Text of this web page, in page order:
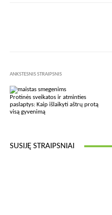
ANKSTESNIS STRAIPSNIS
Protinės sveikatos ir atminties
paslaptys: Kaip išlaikyti aštrų protą
visą gyvenimą
SUSIJĘ STRAIPSNIAI